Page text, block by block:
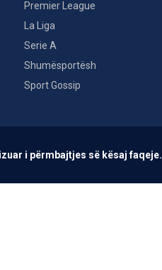
Premier League
La Liga
Serie A
Shumësportësh
Sport Gossip
i përmbajtjes së kësaj faqeje.